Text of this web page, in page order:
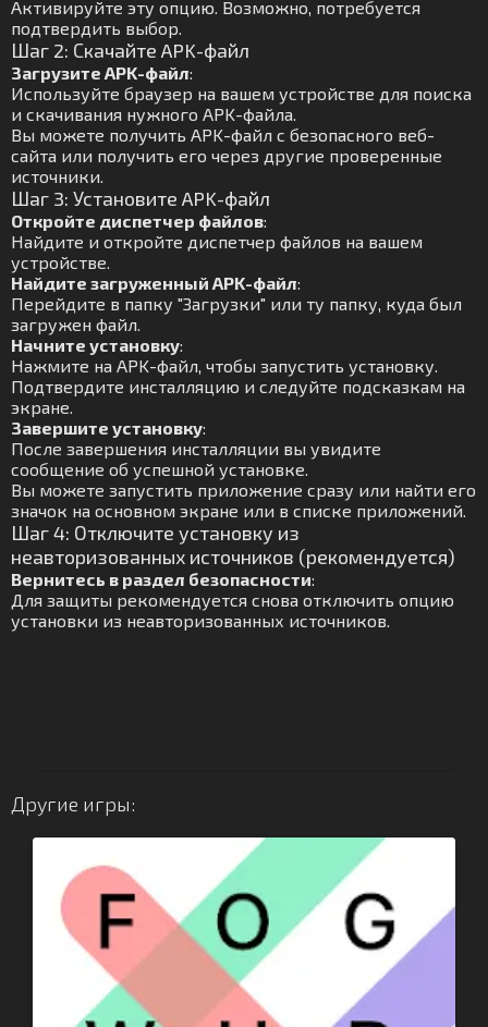
Активируйте эту опцию. Возможно, потребуется
подтвердить выбор.
Шаг 2: Скачайте APK-файл
Загрузите APK-файл:
Используйте браузер на вашем устройстве для поиска
и скачивания нужного APK-файла.
Вы можете получить APK-файл с безопасного веб-
сайта или получить его через другие проверенные
источники.
Шаг 3: Установите APK-файл
Откройте диспетчер файлов:
Найдите и откройте диспетчер файлов на вашем
устройстве.
Найдите загруженный APK-файл:
Перейдите в папку "Загрузки" или ту папку, куда был
загружен файл.
Начните установку:
Нажмите на APK-файл, чтобы запустить установку.
Подтвердите инсталляцию и следуйте подсказкам на
экране.
Завершите установку:
После завершения инсталляции вы увидите
сообщение об успешной установке.
Вы можете запустить приложение сразу или найти его
значок на основном экране или в списке приложений.
Шаг 4: Отключите установку из
неавторизованных источников (рекомендуется)
Вернитесь в раздел безопасности:
Для защиты рекомендуется снова отключить опцию
установки из неавторизованных источников.
Другие игры: